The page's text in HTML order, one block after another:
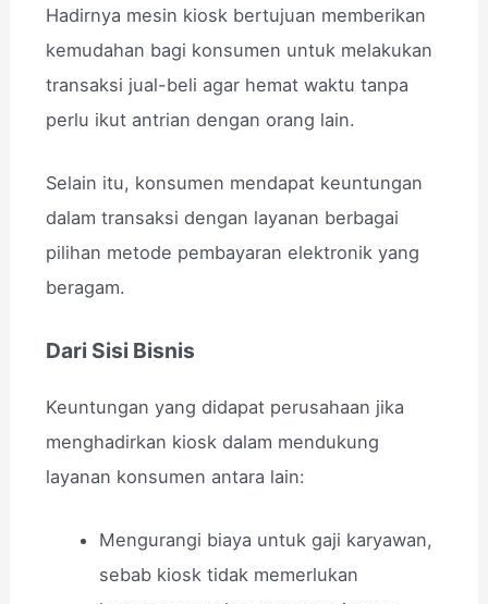
Hadirnya mesin kiosk bertujuan memberikan
kemudahan bagi konsumen untuk melakukan
transaksi jual-beli agar hemat waktu tanpa
perlu ikut antrian dengan orang lain.
Selain itu, konsumen mendapat keuntungan
dalam transaksi dengan layanan berbagai
pilihan metode pembayaran elektronik yang
beragam.
Dari Sisi Bisnis
Keuntungan yang didapat perusahaan jika
menghadirkan kiosk dalam mendukung
layanan konsumen antara lain:
Mengurangi biaya untuk gaji karyawan,
sebab kiosk tidak memerlukan